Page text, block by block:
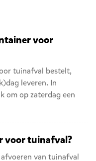
voor
tuinafval bestelt,
leveren. In
om op zaterdag een
voor tuinafval?
van tuinafval